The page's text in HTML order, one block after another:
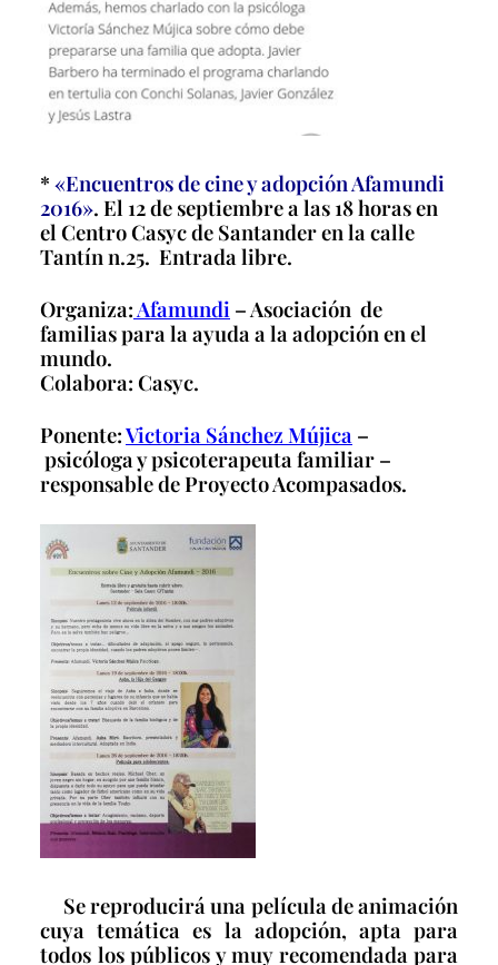
* «Encuentros de cine y adopción Afamundi
2016». El 12 de septiembre a las 18 horas en
el Centro Casyc de Santander en la calle
Tantín n.25. Entrada libre.
Organiza:Afamundi – Asociación de
familias para la ayuda a la adopción en el
mundo.
Colabora: Casyc.
Ponente:Victoria Sánchez Mújica –
psicóloga y psicoterapeuta familiar –
responsable de Proyecto Acompasados.
Se reproducirá una película de animación
cuya temática es la adopción, apta para
todos los públicos y muy recomendada para